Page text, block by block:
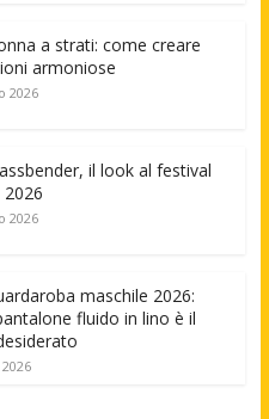
a strati: come creare
armoniose
2026
il look al festival
2026
2026
maschile 2026:
fluido in lino è il